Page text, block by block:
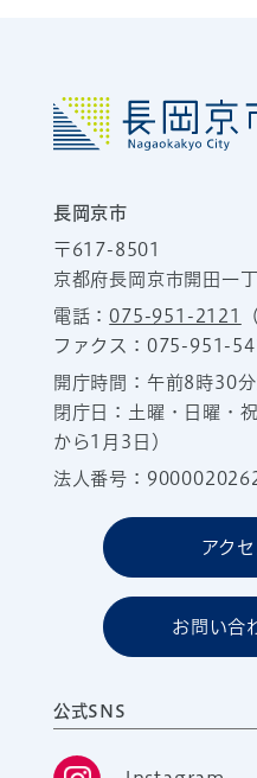
長岡京市
〒617-8501
京都府長岡京市開田一
電話：075-951-2121
ファクス：075-951-
開庁時間：午前8時30
閉庁日：土曜・日曜・
から1月3日）
法人番号：
アク
お問い合
公式SNS